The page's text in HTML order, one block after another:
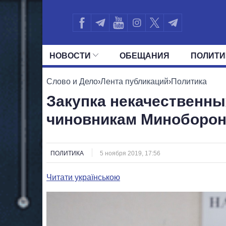
НОВОСТИ ОБЕЩАНИЯ
ВСЕ ПОЛИТИКИ ПРЕЗИДЕНТ И
Слово и Дело›Лента публикаций›Политика
Закупка
чиновникам
ПОЛИТИКА 5 ноября 2019, 17:56
Читати українською